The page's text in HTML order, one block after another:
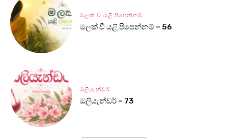
මලක් වී යළි පිපෙන්නම්
මලක් වී යළි පිපෙන්නම් – 56
ඔලියැන්ඩර්
ඔලියැන්ඩර් – 73